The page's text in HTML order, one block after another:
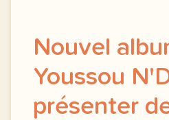
Nouvel
Youssou
présenter